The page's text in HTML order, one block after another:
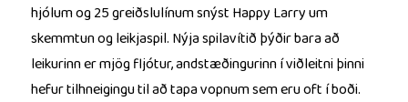
hjólum og 25 greiðslulínum snýst Happy Larry um
skemmtun og leikjaspil. Nýja spilavítið þýðir bara að
leikurinn er mjög fljótur, andstæðingurinn í viðleitni þinni
hefur tilhneigingu til að tapa vopnum sem eru oft í boði.